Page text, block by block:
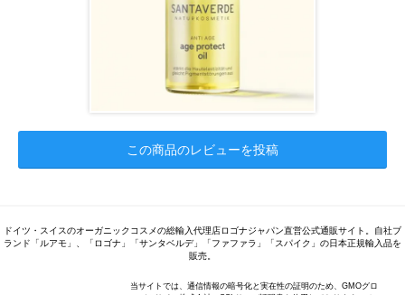
この商品のレビューを投稿
ドイツ・スイスのオーガニックコスメの総輸入代理店ロゴナジャパン直営公式通販サイト。自社ブ
ランド「ルアモ」、「ロゴナ」「サンタベルデ」「ファファラ」「スパイク」の日本正規輸入品を
販売。
当サイトでは、通信情報の暗号化と実在性の証明のため、GMOグロ